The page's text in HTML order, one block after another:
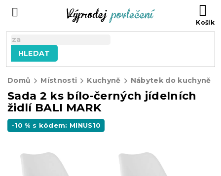
HLEDAT
Domů Místnosti Kuchyně Nábytek do kuchyně
Sada 2 ks bílo-černých jídelních
židlí BALI MARK
-10 % s kódem: MINUS10